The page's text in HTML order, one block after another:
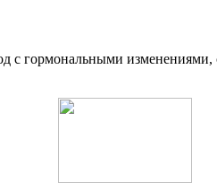
с гормональными